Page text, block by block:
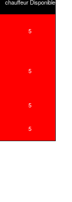
chauffeur Disponible
5
5
5
5